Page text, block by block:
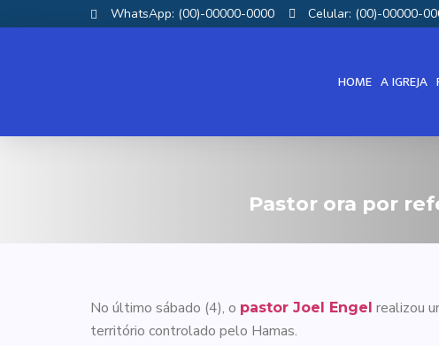
WhatsApp: (00)-00000-0000 Celular: (00)-00000-
HOME A IGREJA
Pastor ora por
No último sábado (4), o pastor Joel Engel realizou
território controlado pelo Hamas.